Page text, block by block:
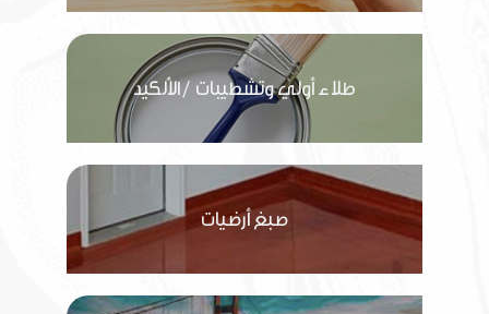
طلاء أولي وتشطيبات / الألكيد
صبغ أرضيات